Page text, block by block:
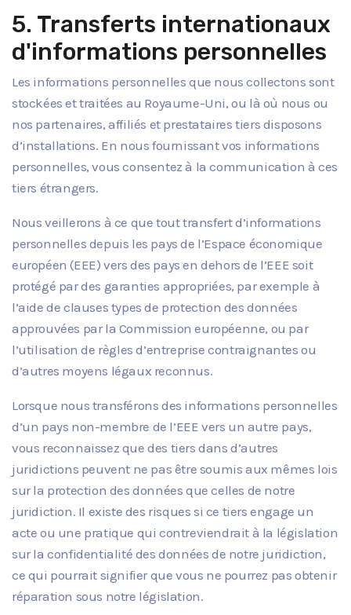
5. Transferts internationaux
d'informations personnelles
Les informations personnelles que nous collectons sont
stockées et traitées au Royaume-Uni, ou là où nous ou
nos partenaires, affiliés et prestataires tiers disposons
d’installations. En nous fournissant vos informations
personnelles, vous consentez à la communication à ces
tiers étrangers.
Nous veillerons à ce que tout transfert d’informations
personnelles depuis les pays de l’Espace économique
européen (EEE) vers des pays en dehors de l’EEE soit
protégé par des garanties appropriées, par exemple à
l’aide de clauses types de protection des données
approuvées par la Commission européenne, ou par
l’utilisation de règles d’entreprise contraignantes ou
d’autres moyens légaux reconnus.
Lorsque nous transférons des informations personnelles
d’un pays non-membre de l’EEE vers un autre pays,
vous reconnaissez que des tiers dans d’autres
juridictions peuvent ne pas être soumis aux mêmes lois
sur la protection des données que celles de notre
juridiction. Il existe des risques si ce tiers engage un
acte ou une pratique qui contreviendrait à la législation
sur la confidentialité des données de notre juridiction,
ce qui pourrait signifier que vous ne pourrez pas obtenir
réparation sous notre législation.